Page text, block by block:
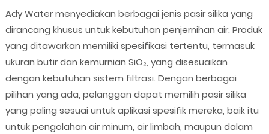
Ady Water menyediakan berbagai jenis pasir silika yang
dirancang khusus untuk kebutuhan penjernihan air. Produk
yang ditawarkan memiliki spesifikasi tertentu, termasuk
ukuran butir dan kemurnian SiO₂, yang disesuaikan
dengan kebutuhan sistem filtrasi. Dengan berbagai
pilihan yang ada, pelanggan dapat memilih pasir silika
yang paling sesuai untuk aplikasi spesifik mereka, baik itu
untuk pengolahan air minum, air limbah, maupun dalam